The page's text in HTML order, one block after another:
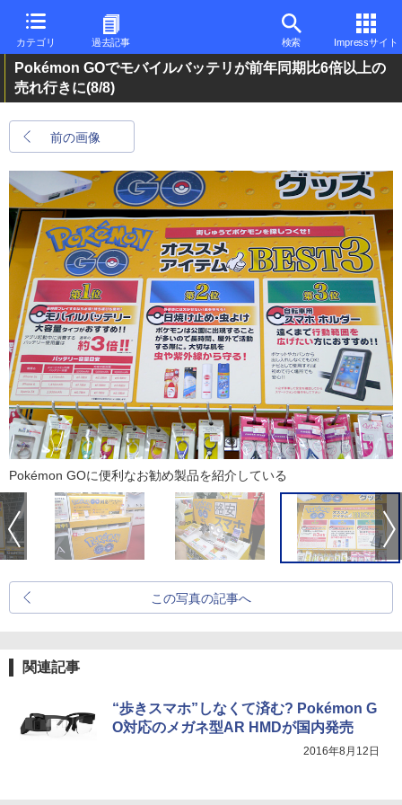
カテゴリ 過去記事 検索 Impressサイト
Pokémon GOでモバイルバッテリが前年同期比6倍以上の
売れ行きに(8/8)
前の画像
Pokémon GOに便利なお勧め製品を紹介している
この写真の記事へ
関連記事
“歩きスマホ”しなくて済む? Pokémon G
O対応のメガネ型AR HMDが国内発売
2016年8月12日